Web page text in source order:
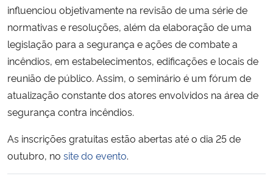
Planalto
influenciou objetivamente na revisão de uma série de
normativas e resoluções, além da elaboração de uma
legislação para a segurança e ações de combate a
incêndios, em estabelecimentos, edificações e locais de
reunião de público. Assim, o seminário é um fórum de
atualização constante dos atores envolvidos na área de
segurança contra incêndios.
As inscrições gratuitas estão abertas até o dia 25 de
outubro, no site do evento.